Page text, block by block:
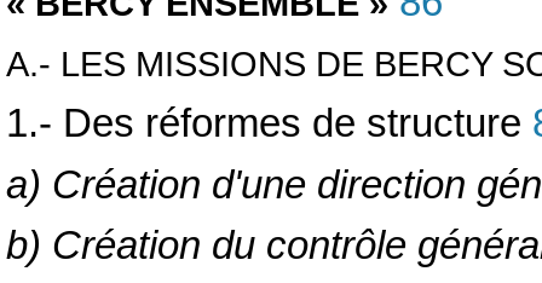
A.- LES MISSIONS DE BERCY
1.- Des réformes de structure
a) Création d'une direction
b) Création du contrôle